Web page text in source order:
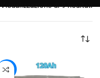
Visualizzazione di 9 risultati
-26%